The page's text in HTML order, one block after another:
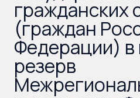
гражданских
(граждан
Федерации) в
резерв